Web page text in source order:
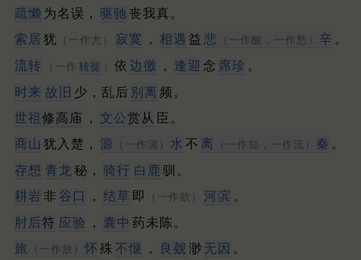
疏懒 为名误， 驱驰丧我真。
索居 犹 （一作尤） 寂寞 ， 相遇 益 悲 （一作酸，一作愁） 辛 。
流转
（一作 转徙 ） 依 边徼 ， 逢迎 念 席珍 。
时来 故旧 少，乱后 别离 频。
世祖 修高庙 ， 文公赏从 臣。
商山 犹入楚， 源 （一作湍） 水 不 离 （一作知，一作流） 秦 。
存想 青龙 秘， 骑行 白鹿 驯。
耕岩 非 谷口 ， 结草 即 （一作欲） 河滨 。
肘后符 应验 ， 囊中 药未陈。
旅
（一作放） 怀 殊 不惬 ， 良觌渺 无因 。